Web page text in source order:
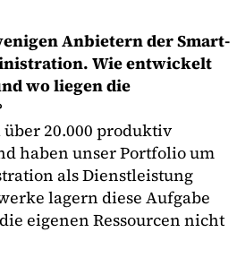
Anbietern der Smart-
Wie entwickelt
wo liegen die
20.000 produktiv
haben unser Portfolio um
als Dienstleistung
lagern diese Aufgabe
eigenen Ressourcen nicht